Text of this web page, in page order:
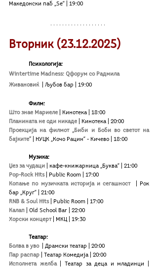
Македонски паб „Ѕе“ | 19:00
Вторник (23.12.2025)
Психологија:
Wintertime Madness: Qфорум со Радмила
Живановиќ
| Љубов бар | 19:00
Филм:
Што знае Мариеле | Кинотека | 18:00
Планината не оди никаде | Кинотека | 20:00
Проекција на филмот „Биби и Боби во светот на
бајките“
| НУЦК „Кочо Рацин“ - Кичево | 18:00
	Музика:
Џез за чудаци
| кафе-книжарница „Буква“ | 21:00
Pop-Rock Hits
| Public Room | 17:00
Копање по музичката историја и сегашност
| Рок
бар „Круг“ | 21:00
RNB & Soul Hits | Public Room | 17:00
Калап
| Old School Bar | 22:00
Хорски концерт
| МКЦ | 19:30
Театар:
Болва в уво
| Драмски театар | 20:00
Пар распар | Театар Комедија | 20:00
Исполнета желба
| Театар за деца и младинци |